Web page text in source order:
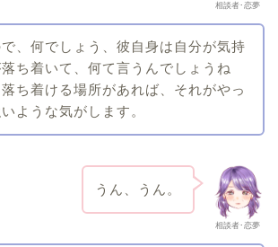
相談者･恋夢
、何でしょう、彼自身は自分が気持
ち着いて、何て言うんでしょうね
ち着ける場所があれば、それがやっ
ような気がします。
相談者･恋夢
うん、うん。